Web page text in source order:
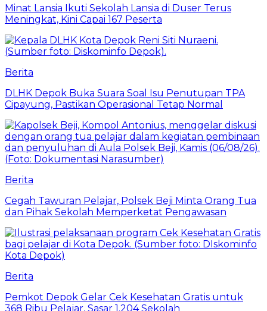
Minat Lansia Ikuti Sekolah Lansia di Duser Terus
Meningkat, Kini Capai 167 Peserta
Berita
DLHK Depok Buka Suara Soal Isu Penutupan TPA
Cipayung, Pastikan Operasional Tetap Normal
Berita
Cegah Tawuran Pelajar, Polsek Beji Minta Orang Tua
dan Pihak Sekolah Memperketat Pengawasan
Berita
Pemkot Depok Gelar Cek Kesehatan Gratis untuk
368 Ribu Pelajar, Sasar 1.204 Sekolah